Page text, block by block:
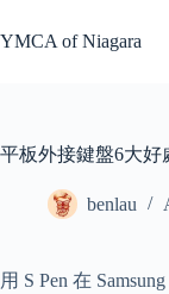
to
content
YMCA of Niagara
平板外接鍵盤6大好
benlau
用 S Pen 在